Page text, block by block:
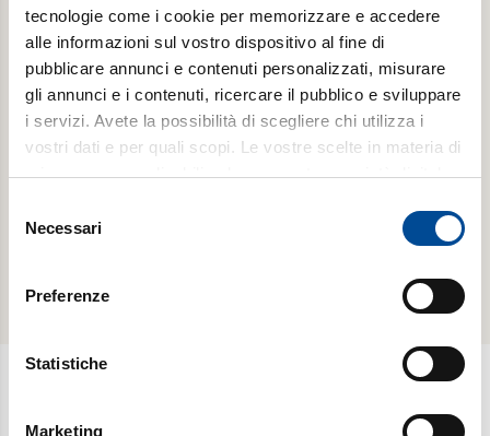
tecnologie come i cookie per memorizzare e accedere
alle informazioni sul vostro dispositivo al fine di
pubblicare annunci e contenuti personalizzati, misurare
gli annunci e i contenuti, ricercare il pubblico e sviluppare
i servizi. Avete la possibilità di scegliere chi utilizza i
vostri dati e per quali scopi. Le vostre scelte in materia di
privacy sono applicabili solo su questa proprietà digitale
modificare o revocare il proprio consenso in qualsiasi
momento dalla Dichiarazione sui cookie o facendo clic
raccogliere informazioni sulla tua posizione
geografica, con un'approssimazione di qualche
delNecessari
Preferenze
Statistiche
Marketing
ABBONAMENTI -
LUOGHI
DELL'INFINITO
Abbonamento
annuale
cartaceo
più
ABBONAMENTI -
LUOGHI
DELL'INFINITO
Abbonamento
annuale
digitale
Newsletter